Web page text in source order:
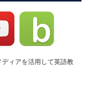
ィアを活用して英語教